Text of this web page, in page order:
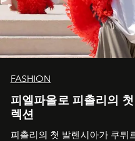
FASHION
피엘파올로 피촐리의
렉션
피촐리의 첫 발렌시아가 쿠튀